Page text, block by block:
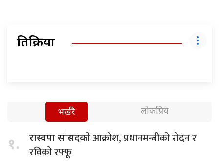
प्रतिक्रिया
भर्खरै लोकप्रिय
१. रास्वपा सांसदकोआक्रोश, प्रधानमन्त्रीको रोदन र
रविको रफ्फू